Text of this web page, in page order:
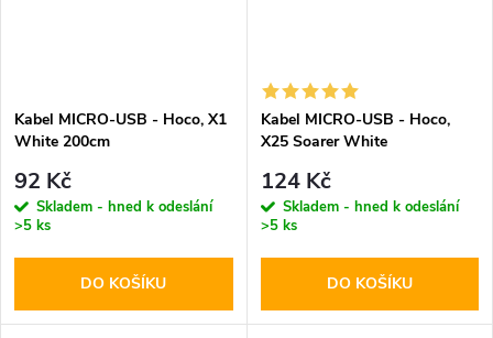
Kabel MICRO-USB - Hoco, X1
White 200cm
92 Kč
Skladem - hned k odeslání
>5 ks
DO KOŠÍKU
Kabel MICRO-USB - Hoco,
X25 Soarer White
124 Kč
Skladem - hned k odeslání
>5 ks
DO KOŠÍKU